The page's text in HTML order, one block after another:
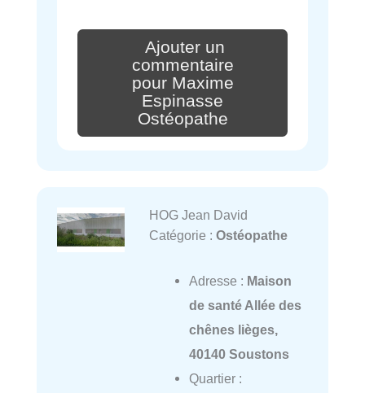
Ajouter un
commentaire
pour Maxime
Espinasse
Ostéopathe
HOG Jean David
Catégorie : Ostéopathe
Adresse : Maison
de santé Allée des
chênes lièges,
40140 Soustons
Quartier :